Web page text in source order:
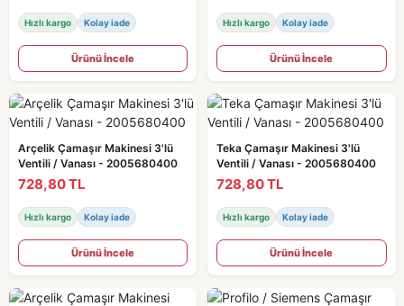
Hızlı kargo Kolay iade
Ürünü İncele
Hızlı kargo Kolay iade
Ürünü İncele
Arçelik Çamaşır Makinesi 3'lü
Ventili / Vanası - 2005680400
728,80 TL
Hızlı kargo Kolay iade
Ürünü İncele
Teka Çamaşır Makinesi 3'lü
Ventili / Vanası - 2005680400
728,80 TL
Hızlı kargo Kolay iade
Ürünü İncele